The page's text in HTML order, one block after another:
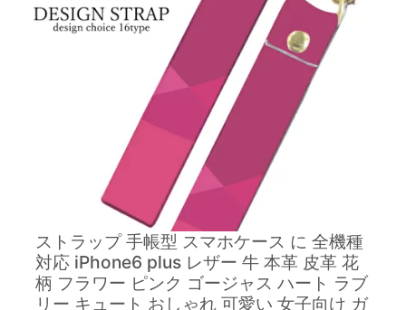
ストラップ 手帳型 スマホケース に 全機種
対応 iPhone6 plus レザー 牛 本革 皮革 花
柄 フラワー ピンク ゴージャス ハート ラブ
リー キュート おしゃれ 可愛い 女子向け ガ